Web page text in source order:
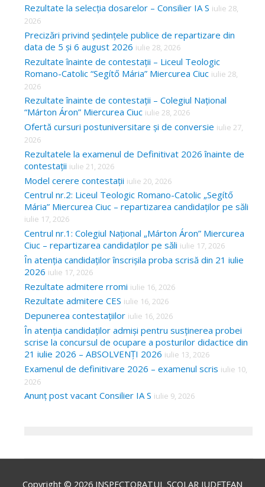
Rezultate la selecția dosarelor – Consilier IA S iulie 28,
2026
Precizări privind ședințele publice de repartizare din
data de 5 și 6 august 2026 iulie 28, 2026
Rezultate înainte de contestații – Liceul Teologic
Romano-Catolic “Segítő Mária” Miercurea Ciuc iulie 28,
2026
Rezultate înainte de contestații – Colegiul Național
“Márton Áron” Miercurea Ciuc iulie 28, 2026
Ofertă cursuri postuniversitare și de conversie iulie 27,
2026
Rezultatele la examenul de Definitivat 2026 înainte de
contestații iulie 21, 2026
Model cerere contestații iulie 20, 2026
Centrul nr.2: Liceul Teologic Romano-Catolic „Segítő
Mária” Miercurea Ciuc – repartizarea candidaților pe săli
iulie 17, 2026
Centrul nr.1: Colegiul Național „Márton Áron” Miercurea
Ciuc – repartizarea candidaților pe săli iulie 17, 2026
În atenția candidaților înscrișila proba scrisă din 21 iulie
2026 iulie 17, 2026
Rezultate admitere rromi iulie 16, 2026
Rezultate admitere CES iulie 16, 2026
Depunerea contestațiilor iulie 16, 2026
În atenția candidaților admiși pentru susținerea probei
scrise la concursul de ocupare a posturilor didactice din
21 iulie 2026 – ABSOLVENȚI 2026 iulie 13, 2026
Examenul de definitivare 2026 – examenul scris iulie 10,
2026
Anunț post vacant Consilier IA S iulie 9, 2026
Copyright © 2026 INSPECTORATUL ȘCOLAR JUDEȚEAN